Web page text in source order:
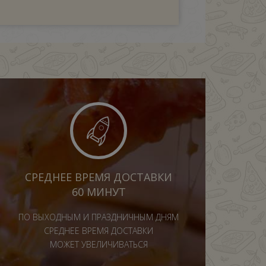
СРЕДНЕЕ ВРЕМЯ ДОСТАВКИ
60 МИНУТ
ПО ВЫХОДНЫМ И ПРАЗДНИЧНЫМ ДНЯМ
СРЕДНЕЕ ВРЕМЯ ДОСТАВКИ
МОЖЕТ УВЕЛИЧИВАТЬСЯ